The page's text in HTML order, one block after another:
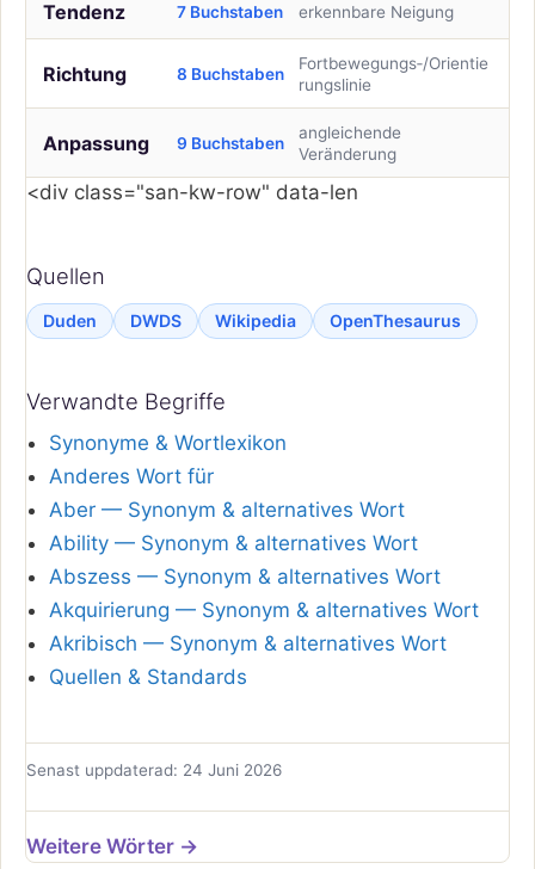
Tendenz 7 Buchstaben erkennbare Neigung
Richtung 8 Buchstaben
Fortbewegungs‑/Orientie
rungslinie
Anpassung 9 Buchstaben
angleichende
Veränderung
<div class="san-kw-row" data-len
Quellen
Duden DWDS Wikipedia OpenThesaurus
Verwandte Begriffe
Synonyme & Wortlexikon
Anderes Wort für
Aber — Synonym & alternatives Wort
Ability — Synonym & alternatives Wort
Abszess — Synonym & alternatives Wort
Akquirierung — Synonym & alternatives Wort
Akribisch — Synonym & alternatives Wort
Quellen & Standards
Senast uppdaterad: 24 Juni 2026
Weitere Wörter →